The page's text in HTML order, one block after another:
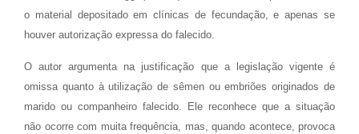
o material depositado em clínicas de fecundação, e apenas se
houver autorização expressa do falecido.
O autor argumenta na justificação que a legislação vigente é
omissa quanto à utilização de sêmen ou embriões originados de
marido ou companheiro falecido. Ele reconhece que a situação
não ocorre com muita frequência, mas, quando acontece, provoca